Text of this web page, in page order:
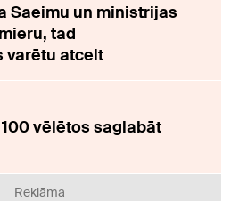
Saeimu un ministrijas
tad
varētu atcelt
vēlētos saglabāt
Reklāma